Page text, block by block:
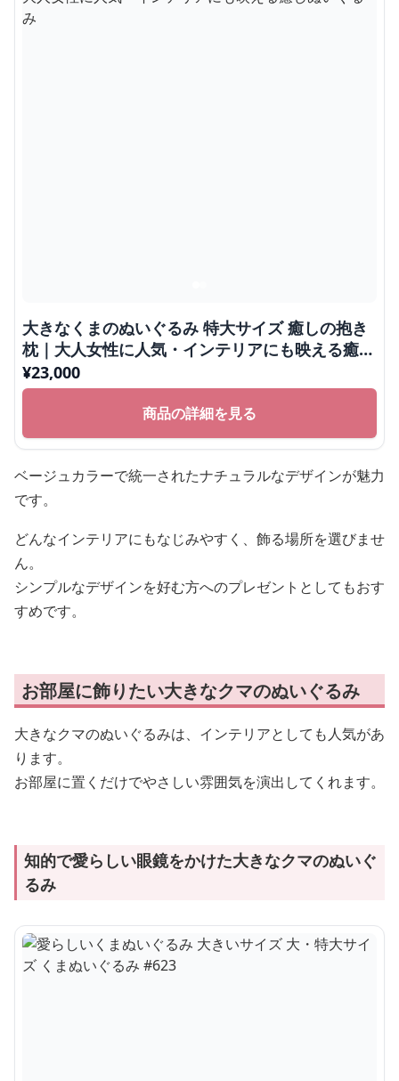
大きなくまのぬいぐるみ 特大サイズ 癒しの抱き
枕｜大人女性に人気・インテリアにも映える癒し
ぬいぐるみ
¥23,000
商品の詳細を見る
ベージュカラーで統一されたナチュラルなデザインが魅力
です。
どんなインテリアにもなじみやすく、飾る場所を選びませ
ん。
シンプルなデザインを好む方へのプレゼントとしてもおす
すめです。
お部屋に飾りたい大きなクマのぬいぐるみ
大きなクマのぬいぐるみは、インテリアとしても人気があ
ります。
お部屋に置くだけでやさしい雰囲気を演出してくれます。
知的で愛らしい眼鏡をかけた大きなクマのぬいぐ
るみ